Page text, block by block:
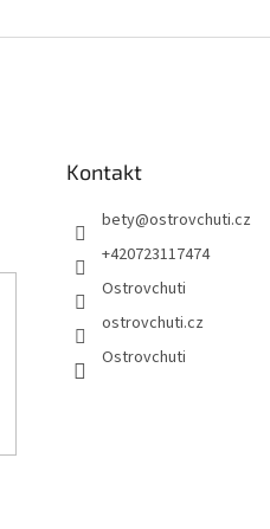
Kontakt
bety@ostrovchuti.cz
+420723117474
Ostrovchuti
ostrovchuti.cz
Ostrovchuti